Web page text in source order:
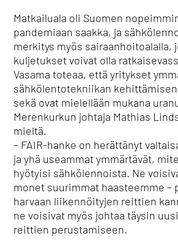
Matkailuala oli Suomen
pandemiaan saakka, ja
merkitys myös sairaanhoitoalalla,
kuljetukset voivat olla
Vasama toteaa, että yritykset
sähkölentotekniikan kehittämisen
sekä ovat mielellään mukana
Merenkurkun johtaja Mathias
mieltä.
– FAIR-hanke on herättänyt
ja yhä useammat ymmärtävät,
hyötyisi sähkölennoista. Ne
monet suurimmat haasteemme –
harvaan liikennöityjen reittien
ne voisivat myös johtaa täysin
reittien perustamiseen.